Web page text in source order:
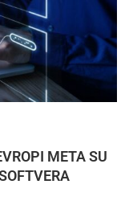
META SU